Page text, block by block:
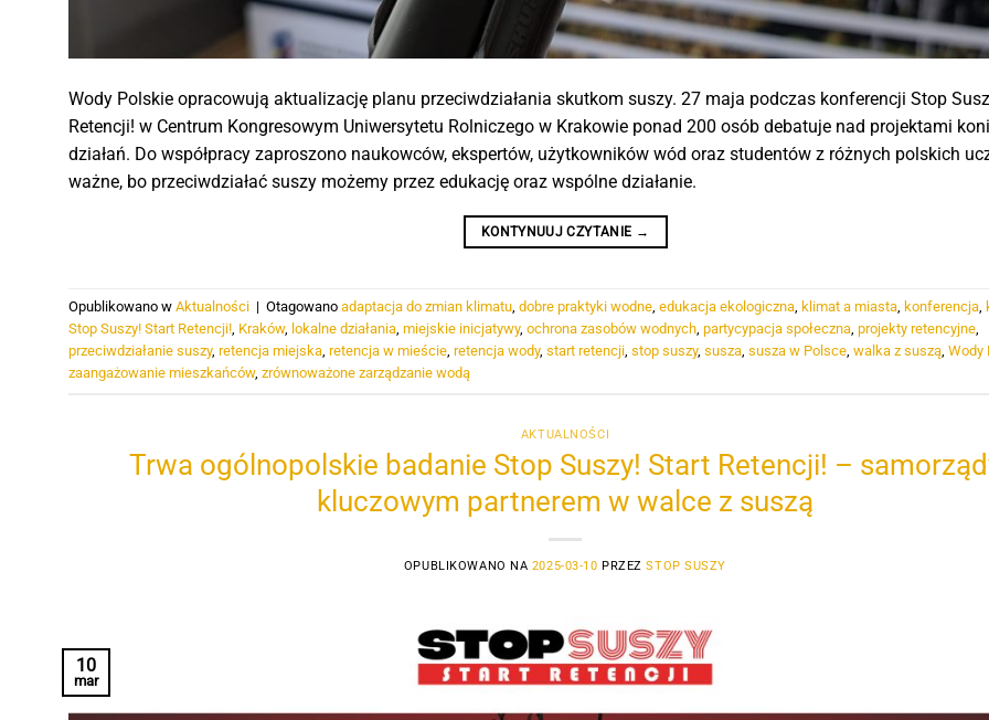
Wody Polskie opracowują aktualizację planu przeciwdziałania skutkom suszy. 27 maja podczas konferencji Stop
Retencji! w Centrum Kongresowym Uniwersytetu Rolniczego w Krakowie ponad 200 osób debatuje nad projektami
działań. Do współpracy zaproszono naukowców, ekspertów, użytkowników wód oraz studentów z różnych polskich
ważne, bo przeciwdziałać suszy możemy przez edukację oraz wspólne działanie.
KONTYNUUJ CZYTANIE →
Opublikowano w Aktualności | Otagowano adaptacja do zmian klimatu, dobre praktyki wodne, edukacja ekologiczna, klimat a miasta, konferencja,
Stop Suszy! Start Retencji!, Kraków, lokalne działania, miejskie inicjatywy, ochrona zasobów wodnych, partycypacja społeczna, projekty retencyjne,
przeciwdziałanie suszy, retencja miejska, retencja w mieście, retencja wody, start retencji, stop suszy, susza, susza w Polsce, walka z suszą, Wody
zaangażowanie mieszkańców, zrównoważone zarządzanie wodą
AKTUALNOŚCI
Trwa ogólnopolskie badanie Stop Suszy! Start Retencji! –
kluczowym partnerem w walce z suszą
OPUBLIKOWANO NA 2025-03-10 PRZEZSTOP SUSZY
10
mar